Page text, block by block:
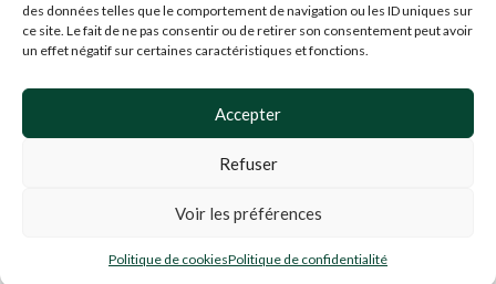
des données telles que le comportement de navigation ou les ID uniques sur
ce site. Le fait de ne pas consentir ou de retirer son consentement peut avoir
un effet négatif sur certaines caractéristiques et fonctions.
Accepter
Refuser
Voir les préférences
Politique de cookiesPolitique de confidentialité
Agence Media 112